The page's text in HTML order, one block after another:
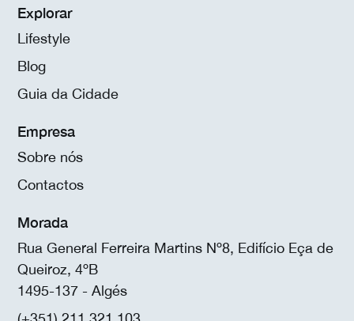
Explorar
Lifestyle
Blog
Guia da Cidade
Empresa
Sobre nós
Contactos
Morada
Rua General Ferreira Martins Nº8, Edifício Eça de
Queiroz, 4ºB
1495-137 - Algés